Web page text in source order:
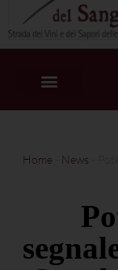
Home News